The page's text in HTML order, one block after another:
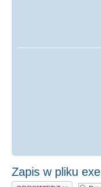
Zapis w pliku exe
Odpowiedz